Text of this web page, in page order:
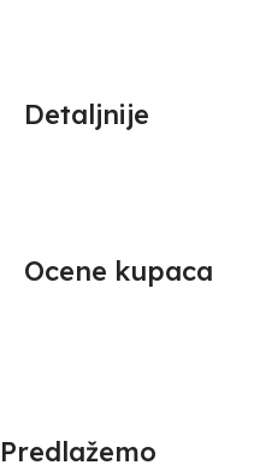
Detaljnije
Ocene kupaca
Predlažemo